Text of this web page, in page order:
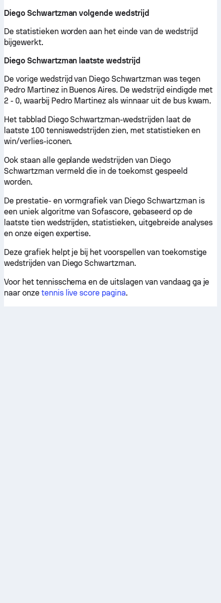
Diego Schwartzman volgende wedstrijd
De statistieken worden aan het einde van de wedstrijd
bijgewerkt.
Diego Schwartzman laatste wedstrijd
De vorige wedstrijd van Diego Schwartzman was tegen
Pedro Martinez in Buenos Aires. De wedstrijd eindigde met
2 - 0, waarbij Pedro Martinez als winnaar uit de bus kwam.
Het tabblad Diego Schwartzman-wedstrijden laat de
laatste 100 tenniswedstrijden zien, met statistieken en
win/verlies-iconen.
Ook staan alle geplande wedstrijden van Diego
Schwartzman vermeld die in de toekomst gespeeld
worden.
De prestatie- en vormgrafiek van Diego Schwartzman is
een uniek algoritme van Sofascore, gebaseerd op de
laatste tien wedstrijden, statistieken, uitgebreide analyses
en onze eigen expertise.
Deze grafiek helpt je bij het voorspellen van toekomstige
wedstrijden van Diego Schwartzman.
Voor het tennisschema en de uitslagen van vandaag ga je
naar onze tennis live score pagina.